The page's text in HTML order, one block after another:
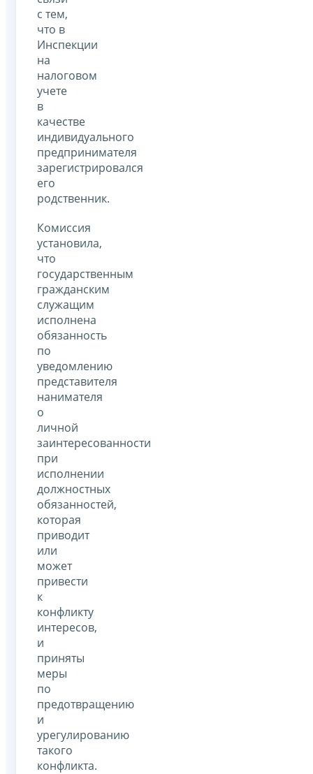
с тем,
что в
Инспекции
на
налоговом
учете
в
качестве
индивидуального
предпринимателя
зарегистрировался
его
родственник.
Комиссия
установила,
что
государственным
гражданским
служащим
исполнена
обязанность
по
уведомлению
представителя
нанимателя
о
личной
заинтересованности
при
исполнении
должностных
обязанностей,
которая
приводит
или
может
привести
к
конфликту
интересов,
и
приняты
меры
по
предотвращению
и
урегулированию
такого
конфликта.